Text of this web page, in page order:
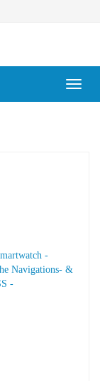
Toggle